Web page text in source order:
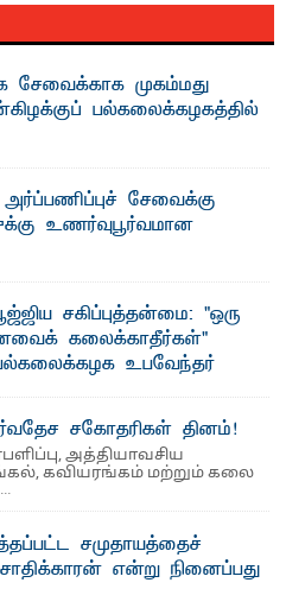
சேவைக்காக முகம்மது
பல்கலைக்கழகத்தில்
சேவைக்கு
உணர்வுபூர்வமான
சகிப்புத்தன்மை: "ஒரு
கலைக்காதீர்கள்" –
உபவேந்தர்
கனவு என்னால்
ஒவ்வொரு மாணவரும் ...
சகோதரிகள் தினம்!
அத்தியாவசிய
கவியரங்கம் மற்றும் கலை
சமுதாயத்தைச்
என்று நினைப்பது